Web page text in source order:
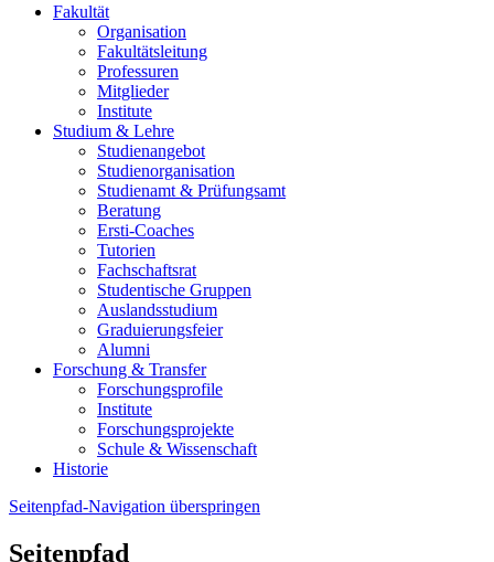
Fakultät
Organisation
Fakultätsleitung
Professuren
Mitglieder
Institute
Studium & Lehre
Studienangebot
Studienorganisation
Studienamt & Prüfungsamt
Beratung
Ersti-Coaches
Tutorien
Fachschaftsrat
Studentische Gruppen
Auslandsstudium
Graduierungsfeier
Alumni
Forschung & Transfer
Forschungsprofile
Institute
Forschungsprojekte
Schule & Wissenschaft
Historie
Seitenpfad-Navigation überspringen
Seitenpfad